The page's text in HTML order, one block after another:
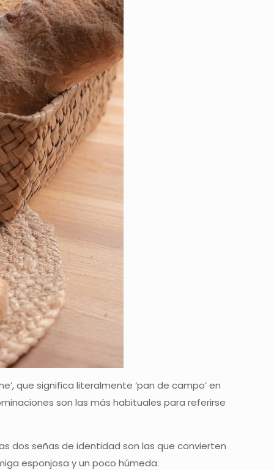
que significa literalmente ‘pan de campo’ en
son las más habituales para referirse
dos señas de identidad son las que convierten
esponjosa y un poco húmeda.